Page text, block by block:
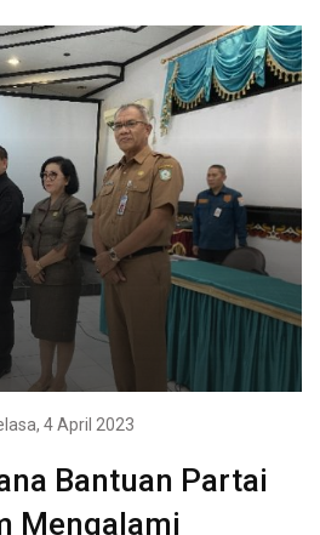
4 April 2023
Bantuan Partai
Mengalami